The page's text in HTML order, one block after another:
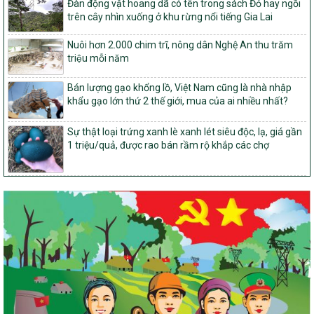
Quyết định Ban hành Kế hoạch triển khai thực hiện Chương trình
mục tiêu quốc gia xây dựng nông thôn mới, giảm nghèo bền
vững và phát triển kinh tế – xã hội vùng đồng bào dân tộc thiểu
số và miền núi giai đoạn 2026-2035, giai đoạn I: Từ năm 2026
đến năm 2030
14/2026/TT-BNNMT
Hướng dẫn thực hiện một số nội dung tiêu chí, điều kiện thuộc Bộ
tiêu chí quốc gia về nông thôn mới giai đoạn 2026 – 2030 thuộc
phạm vi quản lý nhà nước của Bộ Nông nghiệp và Môi trường
417/QĐ-BNNMT
Phê duyệt Chương trình mục tiêu quốc gia xây dựng nông thôn
mới, giảm nghèo bền vững và phát triển kinh tế – xã hội vùng
đoạn I: Từ năm 2026 đến năm 2030
Nghị quyết số 08/2026/NQ-HĐND
Quy định nguyên tắc, tiêu chí, định mức phân bổ ngân sách trung
ương thực hiện Chương trình mục tiêu quốc gia xây dựng nông
thôn mới, giảm nghèo bền vững và phát triển kinh tế – xã hội
vùng đồng bào dân tộc thiểu số và miền núi giai đoạn 2026 –
2030 trên địa bàn tỉnh Nghệ An
Đàn động vật hoang dã có tên trong sách Đỏ hay ngồi
trên cây nhìn xuống ở khu rừng nổi tiếng Gia Lai
Nuôi hơn 2.000 chim trĩ, nông dân Nghệ An thu trăm
triệu mỗi năm
Bán lượng gạo khổng lồ, Việt Nam cũng là nhà nhập
khẩu gạo lớn thứ 2 thế giới, mua của ai nhiều nhất?
Sự thật loại trứng xanh lè xanh lét siêu độc, lạ, giá gần
1 triệu/quả, được rao bán rầm rộ khắp các chợ